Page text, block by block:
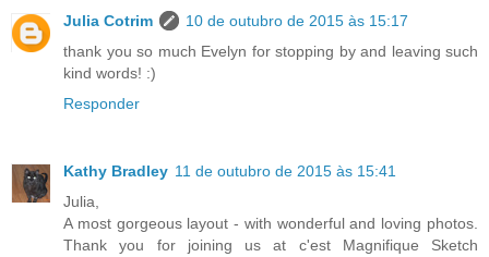
Julia Cotrim
10 de outubro de 2015 às 15:17
thank you so much Evelyn for stopping by and leaving such
kind words! :)
Responder
Kathy Bradley 11 de outubro de 2015 às 15:41
Julia,
A most gorgeous layout - with wonderful and loving photos.
Thank you for joining us at c'est Magnifique Sketch